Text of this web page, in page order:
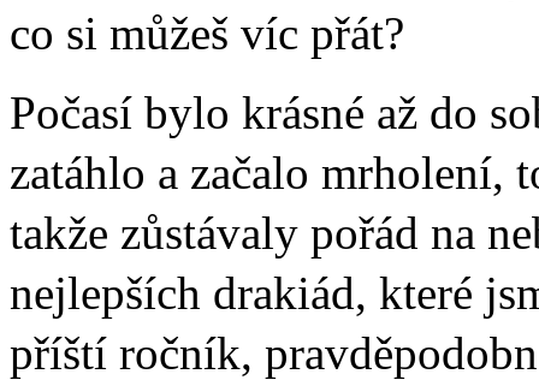
co si můžeš víc přát?
Počasí bylo krásné až do
zatáhlo a začalo mrholení,
takže zůstávaly pořád na
nejlepších drakiád, které
příští ročník,